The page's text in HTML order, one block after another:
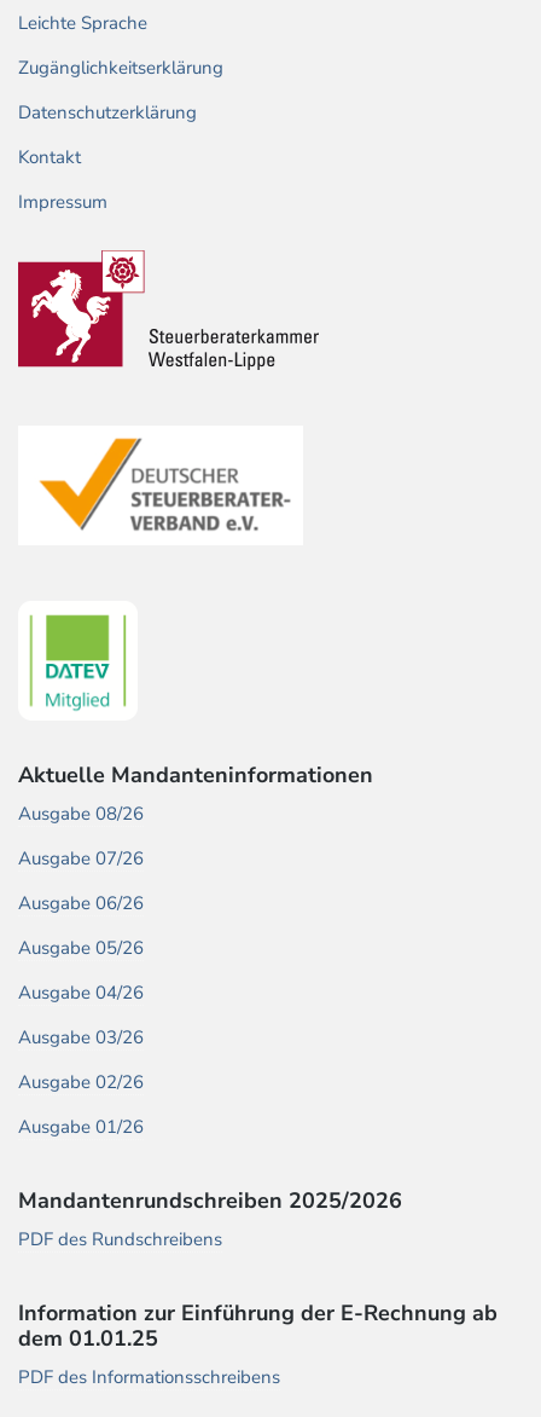
Leichte Sprache
Zugänglichkeitserklärung
Datenschutzerklärung
Kontakt
Impressum
Aktuelle Mandanteninformationen
Ausgabe 08/26
Ausgabe 07/26
Ausgabe 06/26
Ausgabe 05/26
Ausgabe 04/26
Ausgabe 03/26
Ausgabe 02/26
Ausgabe 01/26
Mandantenrundschreiben 2025/2026
PDF des Rundschreibens
Information zur Einführung der E-Rechnung ab
dem 01.01.25
PDF des Informationsschreibens